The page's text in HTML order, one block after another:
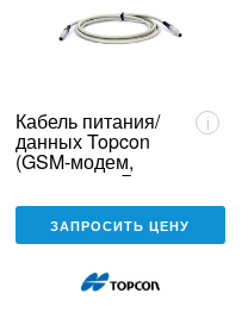
Кабель питания/
данных Topcon
(GSM-модем,
5700, 5800, R7,
R8/TSC1, TM3) (2
i
ЗАПРОСИТЬ ЦЕНУ